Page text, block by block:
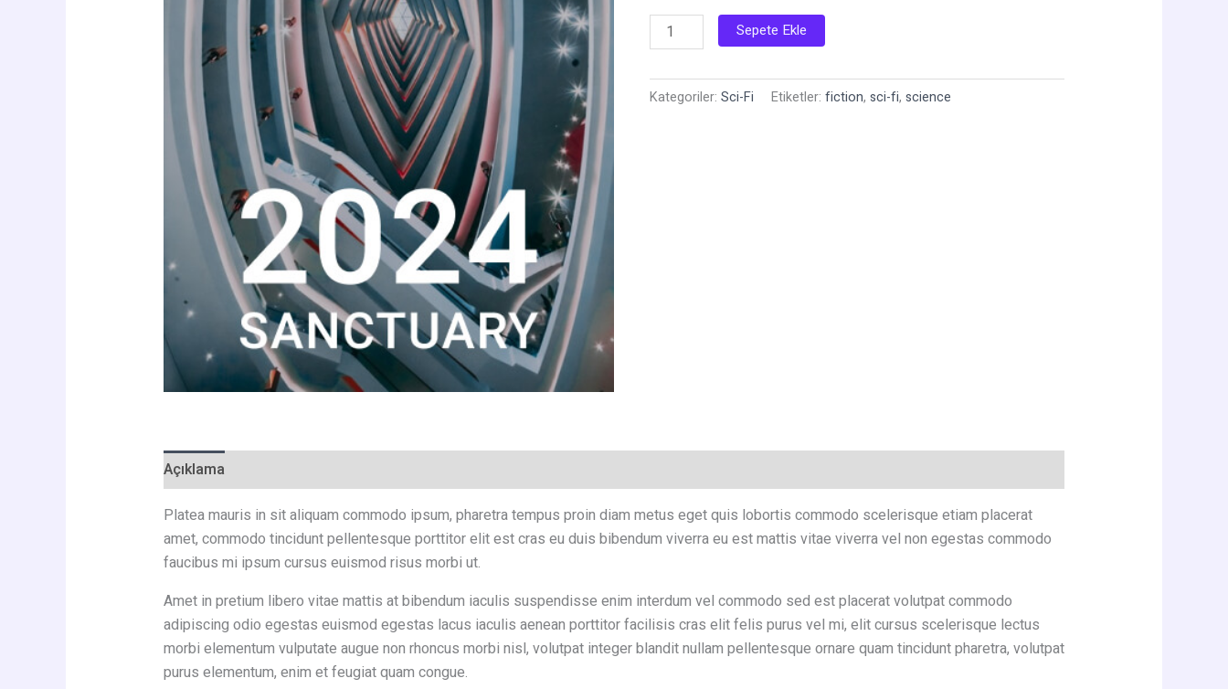
2024:
Sanctuary
adet
Sepete Ekle
Kategoriler:Sci-Fi Etiketler:fiction,sci-fi,science
Açıklama
Platea mauris in sit aliquam commodo ipsum, pharetra tempus proin diam metus eget quis lobortis commodo scelerisque etiam placerat
amet, commodo tincidunt pellentesque porttitor elit est cras eu duis bibendum viverra eu est mattis vitae viverra vel non egestas commodo
faucibus mi ipsum cursus euismod risus morbi ut.
Amet in pretium libero vitae mattis at bibendum iaculis suspendisse enim interdum vel commodo sed est placerat volutpat commodo
adipiscing odio egestas euismod egestas lacus iaculis aenean porttitor facilisis cras elit felis purus vel mi, elit cursus scelerisque lectus
morbi elementum vulputate augue non rhoncus morbi nisl, volutpat integer blandit nullam pellentesque ornare quam tincidunt pharetra, volutpat
purus elementum, enim et feugiat quam congue.